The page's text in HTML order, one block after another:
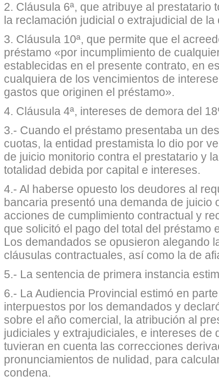
2. Cláusula 6ª, que atribuye al prestatario
la reclamación judicial o extrajudicial de la
3. Cláusula 10ª, que permite que el
préstamo «por incumplimiento de
establecidas en el presente contrato, en
cualquiera de los vencimientos de
gastos que originen el préstamo».
4. Cláusula 4ª, intereses de demora del
3.- Cuando el préstamo presentaba un
cuotas, la entidad prestamista lo dio por
de juicio monitorio contra el prestatario y
totalidad debida por capital e intereses.
4.- Al haberse opuesto los deudores al
bancaria presentó una demanda de juicio
acciones de cumplimiento contractual y
que solicitó el pago del total del préstamo
Los demandados se opusieron alegando
cláusulas contractuales, así como la de
5.- La sentencia de primera instancia
6.- La Audiencia Provincial estimó en
interpuestos por los demandados y
sobre el año comercial, la atribución al
judiciales y extrajudiciales, e intereses de
tuvieran en cuenta las correcciones
pronunciamientos de nulidad, para
condena.